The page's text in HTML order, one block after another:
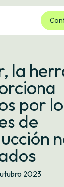
EU
la
por
de
2023